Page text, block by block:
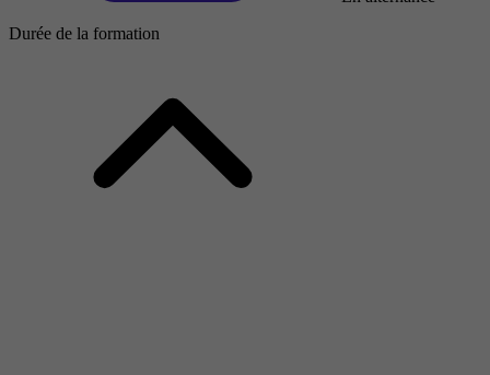
Durée de la formation